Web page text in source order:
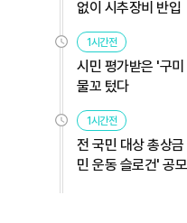
없이 시추장비 반입
1시간전
시민 평가받은 '구
물꼬 텄다
1시간전
전 국민 대상 총상
민 운동 슬로건' 공모